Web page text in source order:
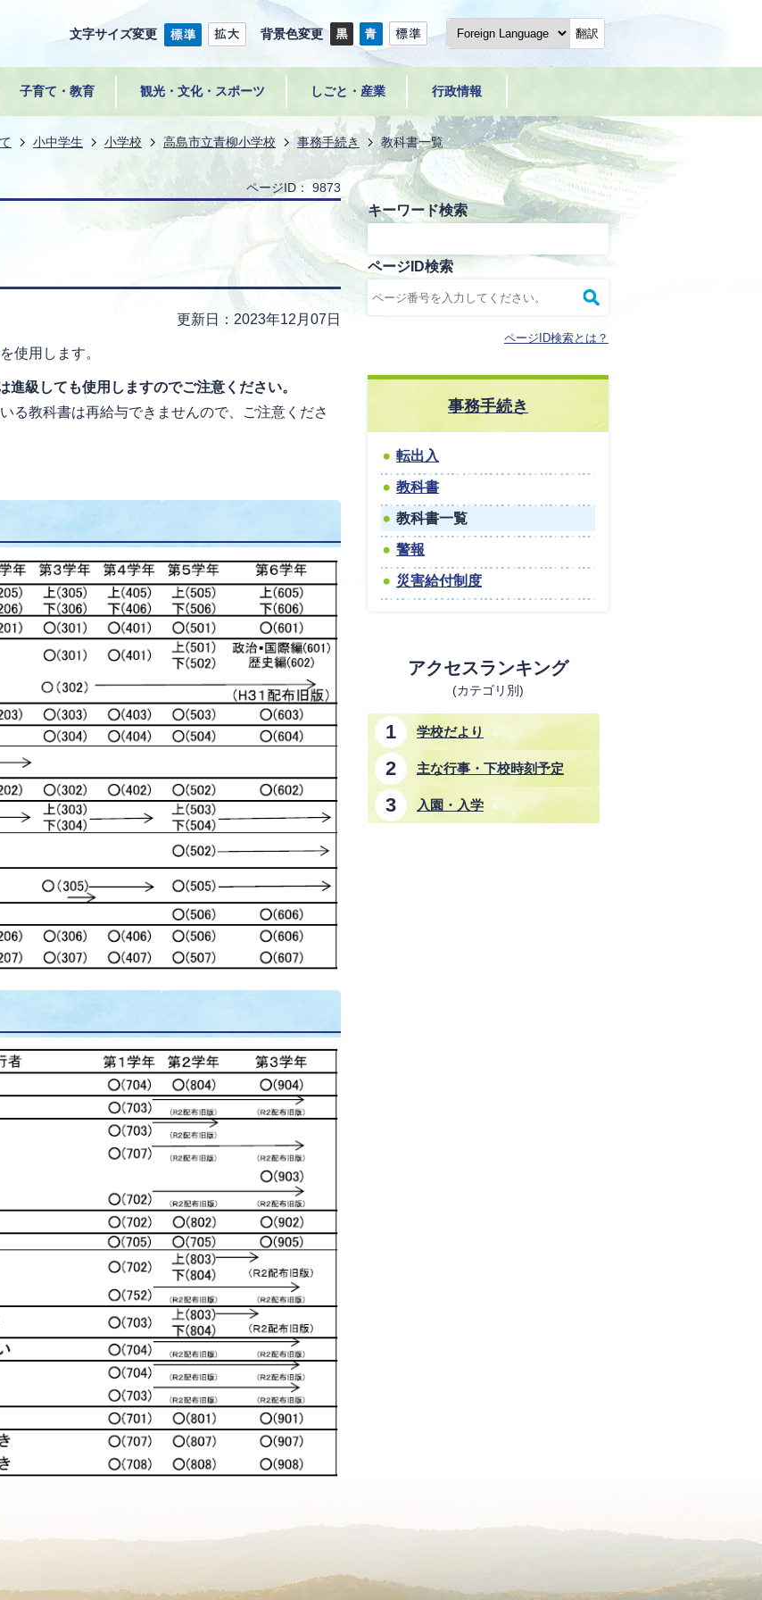
文字サイズ変更 背景色変更 翻訳
子育て・教育 観光・文化・スポーツ しごと・産業 行政情報
小中学生 小学校 高島市立青柳小学校 事務手続き 教科書一覧
ページID： 9873
更新日：2023年12月07日
使用します。
進級しても使用しますのでご注意ください。
る教科書は再給与できませんので、ご注意くださ
キーワード検索
ページID検索
ページID検索とは？
事務手続き
転出入
教科書
教科書一覧
警報
災害給付制度
アクセスランキング
(カテゴリ別)
学校だより
主な行事・下校時刻予定
入園・入学